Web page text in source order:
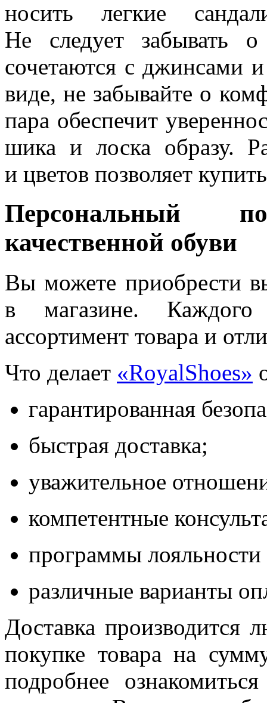
носить легкие
Не следует забывать
сочетаются с джинсами
виде, не забывайте о
пара обеспечит
шика и лоска образу.
и цветов позволяет
Персональный
качественной обуви
Вы можете приобрести
в магазине.
ассортимент товара и
Что делает «RoyalShoes»
гарантированная
быстрая доставка;
уважительное
компетентные
программы
различные варианты
Доставка
покупке товара на
подробнее